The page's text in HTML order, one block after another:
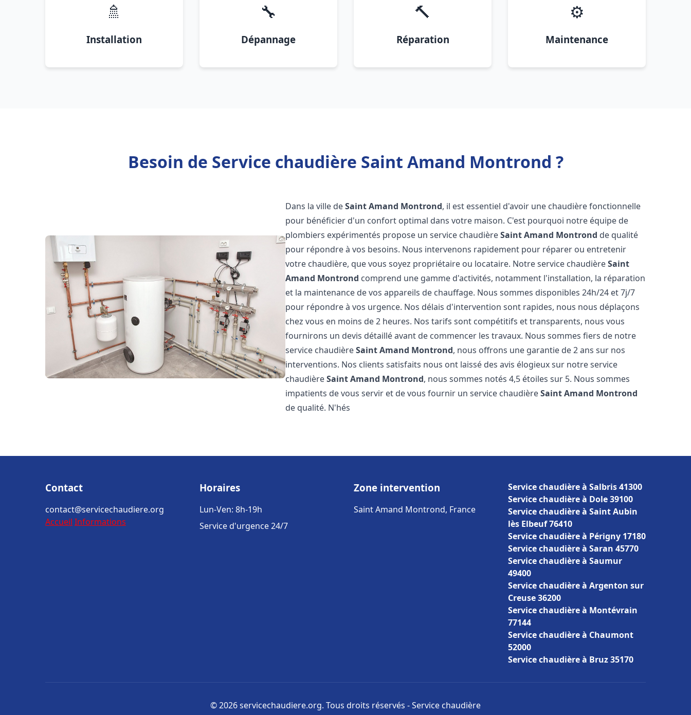
🚿
Installation
🔧
Dépannage
🔨
Réparation
⚙️
Maintenance
Besoin de Service chaudière Saint Amand Montrond ?
Dans la ville deSaint Amand Montrond, il est essentiel d'avoir une chaudière fonctionnelle
pour bénéficier d'un confort optimal dans votre maison. C'est pourquoi notre équipe de
plombiers expérimentés propose un service chaudièreSaint Amand Montrond de qualité
pour répondre à vos besoins. Nous intervenons rapidement pour réparer ou entretenir
votre chaudière, que vous soyez propriétaire ou locataire. Notre service chaudièreSaint
Amand Montrond comprend une gamme d'activités, notamment l'installation, la réparation
et la maintenance de vos appareils de chauffage. Nous sommes disponibles 24h/24 et 7j/7
pour répondre à vos urgence. Nos délais d'intervention sont rapides, nous nous déplaçons
chez vous en moins de 2 heures. Nos tarifs sont compétitifs et transparents, nous vous
fournirons un devis détaillé avant de commencer les travaux. Nous sommes fiers de notre
service chaudièreSaint Amand Montrond, nous offrons une garantie de 2 ans sur nos
interventions. Nos clients satisfaits nous ont laissé des avis élogieux sur notre service
chaudièreSaint Amand Montrond, nous sommes notés 4,5 étoiles sur 5. Nous sommes
impatients de vous servir et de vous fournir un service chaudièreSaint Amand Montrond
de qualité. N'hés
Contact
contact@servicechaudiere.org
Accueil Informations
Horaires
Lun-Ven: 8h-19h
Service d'urgence 24/7
Zone intervention
Saint Amand Montrond, France
Service chaudière à Salbris 41300
Service chaudière à Dole 39100
Service chaudière à Saint Aubin
lès Elbeuf 76410
Service chaudière à Périgny 17180
Service chaudière à Saran 45770
Service chaudière à Saumur
49400
Service chaudière à Argenton sur
Creuse 36200
Service chaudière à Montévrain
77144
Service chaudière à Chaumont
52000
Service chaudière à Bruz 35170
© 2026 servicechaudiere.org. Tous droits réservés - Service chaudière